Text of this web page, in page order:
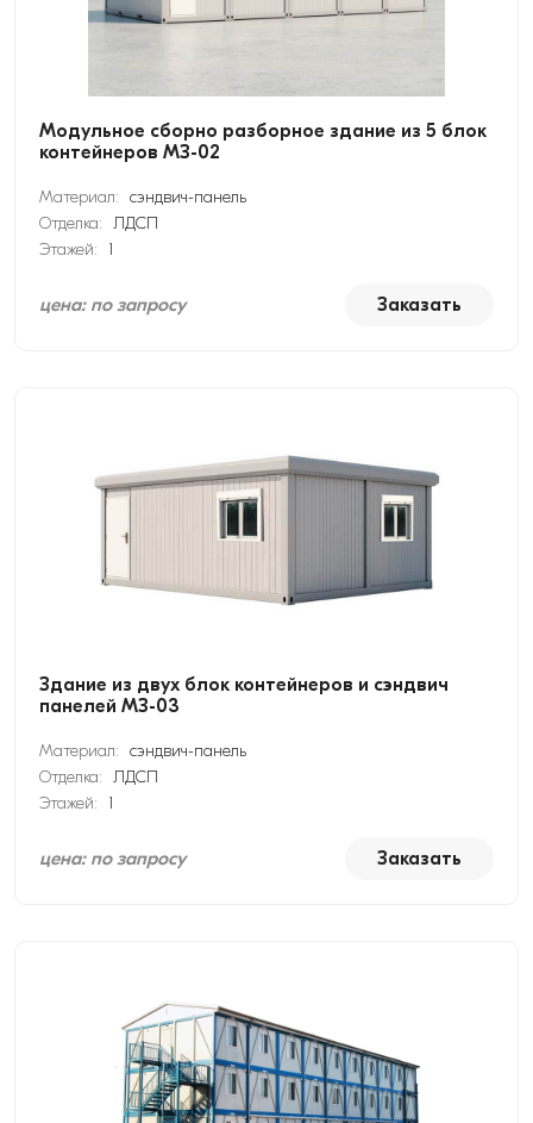
Модульное сборно разборное здание из 5 блок
контейнеров МЗ-02
Материал: сэндвич-панель
Отделка: ЛДСП
Этажей:
1
цена: по запросу Заказать
Здание из двух блок контейнеров и сэндвич
панелей МЗ-03
Материал: сэндвич-панель
Отделка: ЛДСП
Этажей:
1
цена: по запросу Заказать